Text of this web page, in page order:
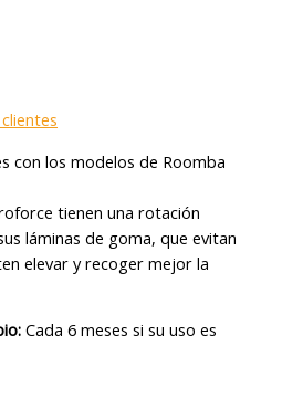
con los modelos de Roomba
tienen una rotación
láminas de goma, que evitan
elevar y recoger mejor la
Cada 6 meses si su uso es